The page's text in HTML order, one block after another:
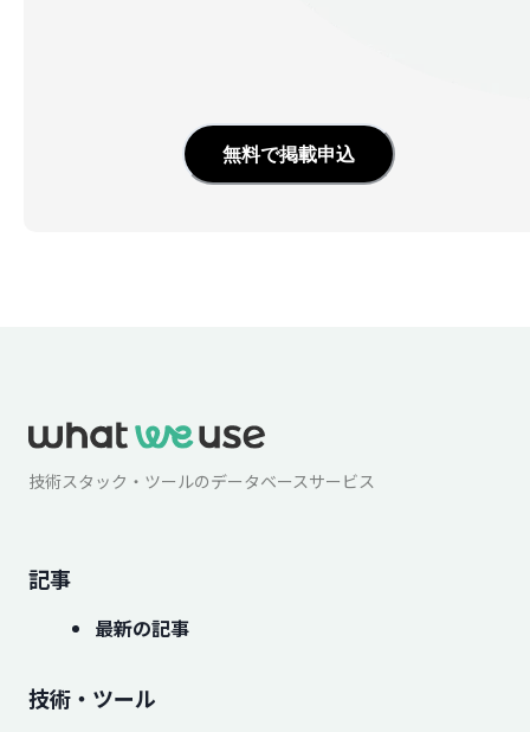
無料で掲載申込
技術スタック・ツールのデータベースサービス
記事
最新の記事
技術・ツール